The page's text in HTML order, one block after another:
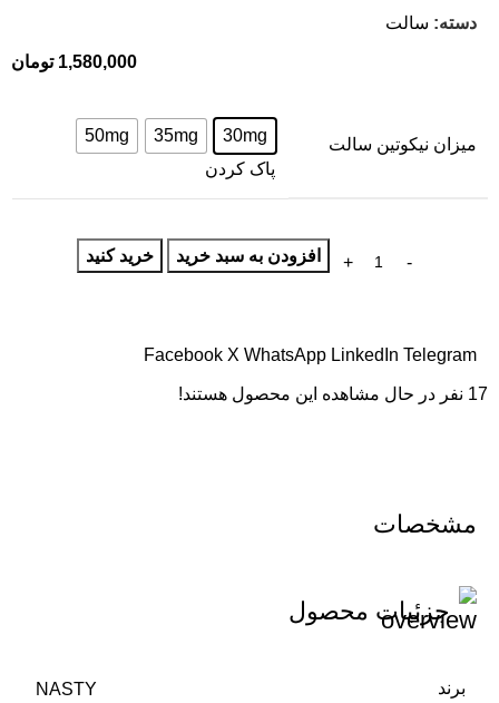
دسته: سالت
1,580,000 تومان
میزان نیکوتین سالت 30mg
35mg
50mg
پاک کردن
افزودن به سبد خرید خرید کنید
Facebook X WhatsApp LinkedIn Telegram
17 نفر در حال مشاهده این محصول هستند!
مشخصات
جزئیات محصول
برند NASTY